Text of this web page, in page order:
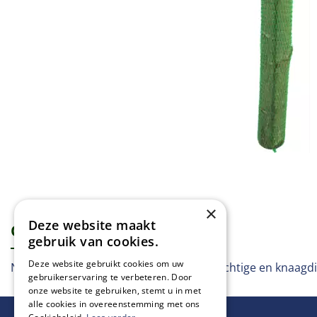
Omschrijving Specificaties
Natuur knaagstang voor alle papegaai-achtige en
×
Deze website maakt
gebruik van cookies.
Deze website gebruikt cookies om uw
gebruikerservaring te verbeteren. Door
onze website te gebruiken, stemt u in met
alle cookies in overeenstemming met ons